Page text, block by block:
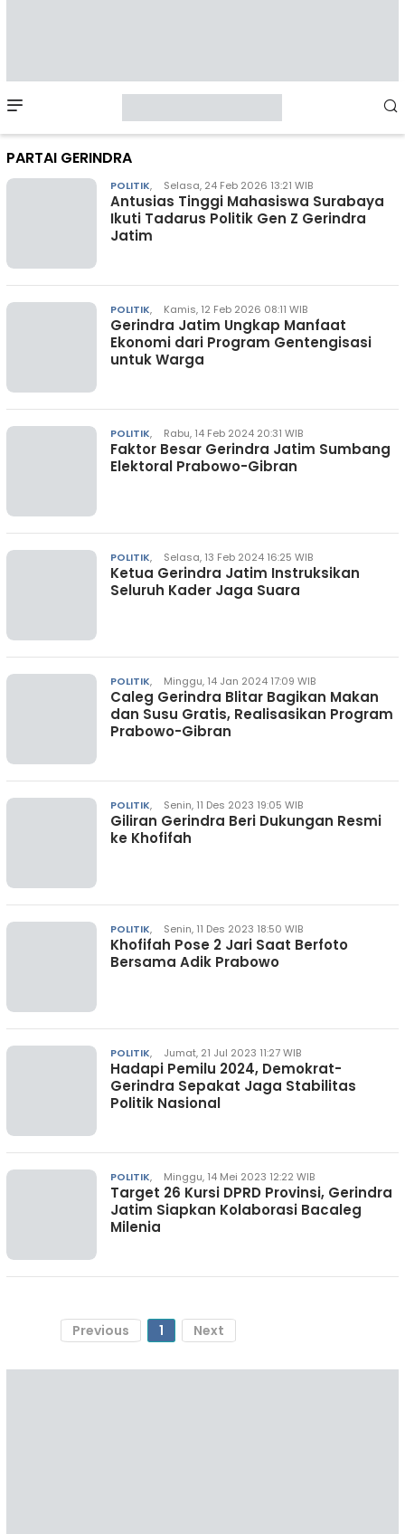
Menu
PARTAI GERINDRA
POLITIK, Selasa, 24 Feb 2026 13:21 WIB
Antusias Tinggi Mahasiswa Surabaya
Ikuti Tadarus Politik Gen Z Gerindra
Jatim
POLITIK, Kamis, 12 Feb 2026 08:11 WIB
Gerindra Jatim Ungkap Manfaat
Ekonomi dari Program Gentengisasi
untuk Warga
POLITIK, Rabu, 14 Feb 2024 20:31 WIB
Faktor Besar Gerindra Jatim Sumbang
Elektoral Prabowo-Gibran
POLITIK, Selasa, 13 Feb 2024 16:25 WIB
Ketua Gerindra Jatim Instruksikan
Seluruh Kader Jaga Suara
POLITIK, Minggu, 14 Jan 2024 17:09 WIB
Caleg Gerindra Blitar Bagikan Makan
dan Susu Gratis, Realisasikan Program
Prabowo-Gibran
POLITIK, Senin, 11 Des 2023 19:05 WIB
Giliran Gerindra Beri Dukungan Resmi
ke Khofifah
POLITIK, Senin, 11 Des 2023 18:50 WIB
Khofifah Pose 2 Jari Saat Berfoto
Bersama Adik Prabowo
POLITIK, Jumat, 21 Jul 2023 11:27 WIB
Hadapi Pemilu 2024, Demokrat-
Gerindra Sepakat Jaga Stabilitas
Politik Nasional
POLITIK, Minggu, 14 Mei 2023 12:22 WIB
Target 26 Kursi DPRD Provinsi, Gerindra
Jatim Siapkan Kolaborasi Bacaleg
Milenia
Previous 1 Next